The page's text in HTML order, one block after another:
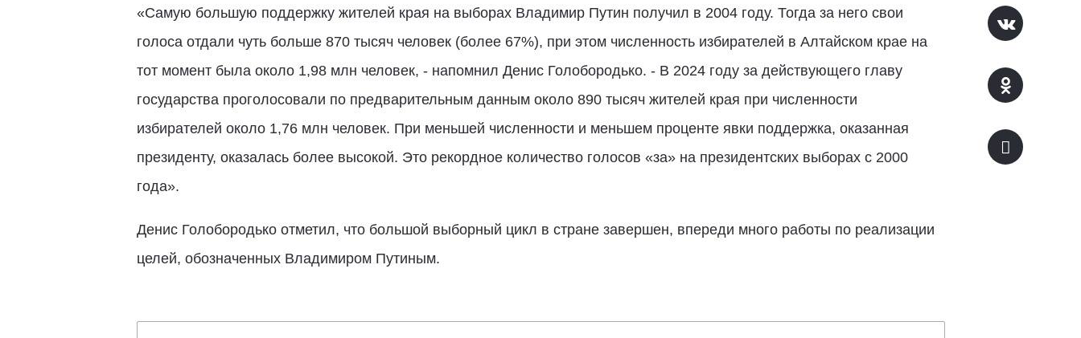
«Самую большую поддержку жителей края на выборах Владимир Путин получил в 2004 году. Тогда за него свои
голоса отдали чуть больше 870 тысяч человек (более 67%), при этом численность избирателей в Алтайском крае на
тот момент была около 1,98 млн человек, - напомнил Денис Голобородько. - В 2024 году за действующего главу
государства проголосовали по предварительным данным около 890 тысяч жителей края при численности
избирателей около 1,76 млн человек. При меньшей численности и меньшем проценте явки поддержка, оказанная
президенту, оказалась более высокой. Это рекордное количество голосов «за» на президентских выборах с 2000
года».
Денис Голобородько отметил, что большой выборный цикл в стране завершен, впереди много работы по реализации
целей, обозначенных Владимиром Путиным.